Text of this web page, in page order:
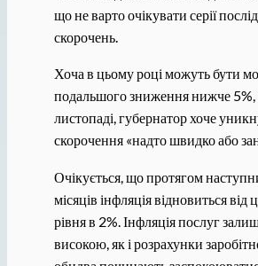
що не варто очікувати серії
скорочень.
Хоча в цьому році можуть бути
подальшого зниження нижче
листопаді, губернатор хоче
скорочення «надто швидко або
Очікується, що протягом
місяців інфляція відновиться від
рівня в 2%. Інфляція послуг
високою, як і розрахунки